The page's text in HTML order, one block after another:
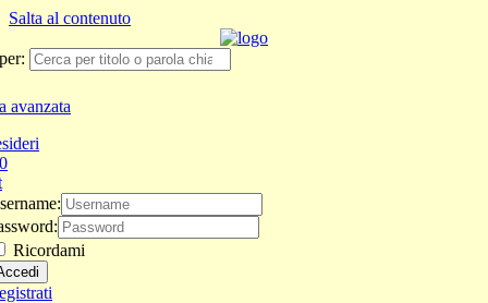
Salta al contenuto
avanzata
0
Ricordami